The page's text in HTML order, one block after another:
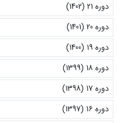
دوره 21 (1402)
دوره 20 (1401)
دوره 19 (1400)
دوره 18 (1399)
دوره 17 (1398)
دوره 16 (1397)